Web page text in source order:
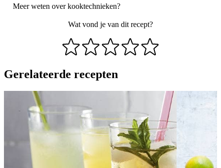
Meer weten overkooktechnieken?
Wat vond je van dit recept?
Gerelateerde recepten